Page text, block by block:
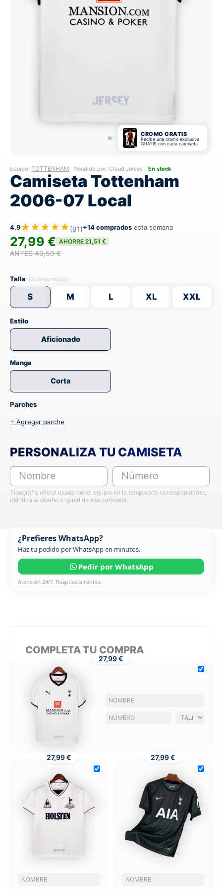
CROMO GRATIS
Recibe una cromo exclusiva
GRATIS con cada camiseta
Equipo: TOTTENHAM Vendido por: Cloud Jersey En stock
Camiseta Tottenham
2006-07 Local
4.9★★★★★(81)+14 comprados esta semana
27,99 € AHORRE 21,51 €
ANTES 49,50 €
Talla (Guía de tallas)
S M L XL XXL
Estilo
Aficionado
Manga
Corta
Parches
+ Agregar parche
PERSONALIZA TU CAMISETA
Nombre Número
Tipografía oficial usada por el equipo en la temporada correspondiente,
idéntica al diseño original de esa camiseta.
¿Prefieres WhatsApp?
Haz tu pedido por WhatsApp en minutos.
Pedir por WhatsApp
Atención 24/7. Respuesta rápida.
COMPLETA TU COMPRA
27,99 €
27,99 € 27,99 €